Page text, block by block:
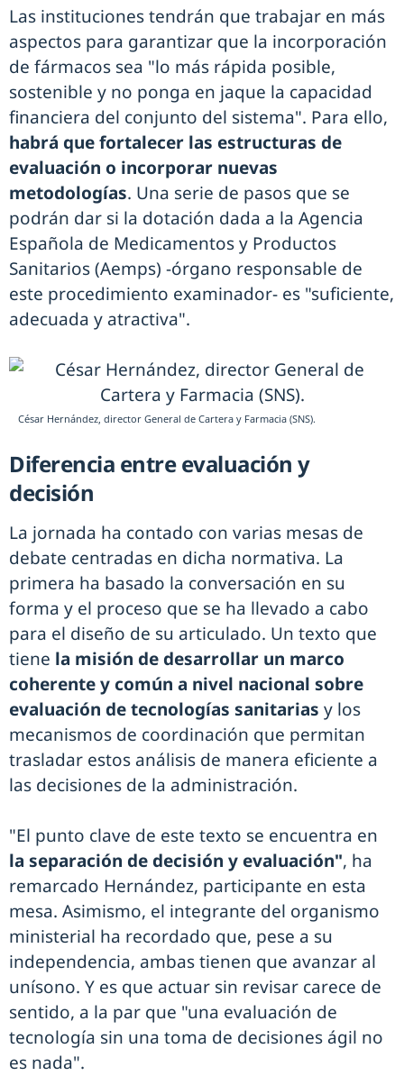
Las instituciones tendrán que trabajar en más
aspectos para garantizar que la incorporación
de fármacos sea "lo más rápida posible,
sostenible y no ponga en jaque la capacidad
financiera del conjunto del sistema". Para ello,
habrá que fortalecer las estructuras de
evaluación o incorporar nuevas
metodologías. Una serie de pasos que se
podrán dar si la dotación dada a la Agencia
Española de Medicamentos y Productos
Sanitarios (Aemps) -órgano responsable de
este procedimiento examinador- es "suficiente,
adecuada y atractiva".
César Hernández, director General de Cartera y Farmacia (SNS).
Diferencia entre evaluación y
decisión
La jornada ha contado con varias mesas de
debate centradas en dicha normativa. La
primera ha basado la conversación en su
forma y el proceso que se ha llevado a cabo
para el diseño de su articulado. Un texto que
tiene la misión de desarrollar un marco
coherente y común a nivel nacional sobre
evaluación de tecnologías sanitarias y los
mecanismos de coordinación que permitan
trasladar estos análisis de manera eficiente a
las decisiones de la administración.
"El punto clave de este texto se encuentra en
la separación de decisión y evaluación", ha
remarcado Hernández, participante en esta
mesa. Asimismo, el integrante del organismo
ministerial ha recordado que, pese a su
independencia, ambas tienen que avanzar al
unísono. Y es que actuar sin revisar carece de
sentido, a la par que "una evaluación de
tecnología sin una toma de decisiones ágil no
es nada".